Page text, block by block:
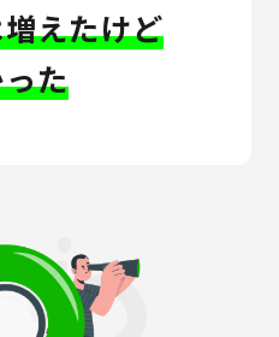
えたけど
た